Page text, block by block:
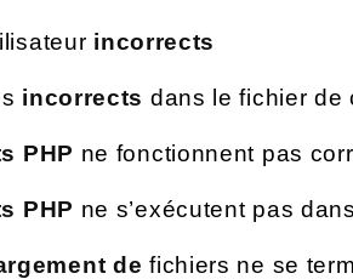
incorrects
incorrects dans le fichier de
PHP ne fonctionnent pas
PHP ne s’exécutent pas
defichiers ne se